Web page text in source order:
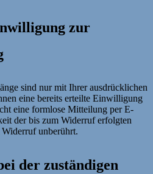
zur
sind nur mit Ihrer ausdrücklichen
eine bereits erteilte Einwilligung
eine formlose Mitteilung per E-
der bis zum Widerruf erfolgten
unberührt.
der zuständigen